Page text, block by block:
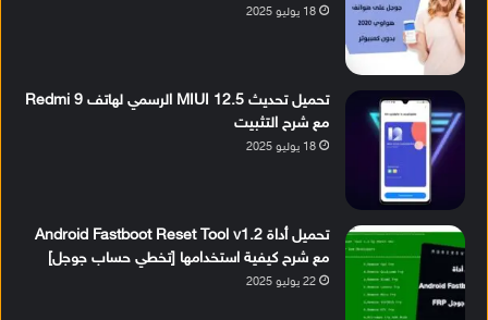
18 يوليو 2025
تحميل تحديث MIUI 12.5 الرسمي لهاتف Redmi 9
مع شرح التثبيت
18 يوليو 2025
تحميل أداة Android Fastboot Reset Tool v1.2
مع شرح كيفية استخدامها [تخطي حساب جوجل]
22 يوليو 2025